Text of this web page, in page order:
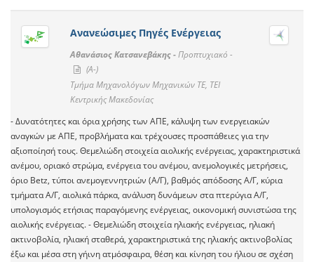
Ανανεώσιμες Πηγές Ενέργειας
Αθανάσιος Κατσανεβάκης -Προπτυχιακό -
(A-)
Τμήμα Μηχανολόγων Μηχανικών ΤΕ, ΤΕΙ
Κεντρικής Μακεδονίας
- Δυνατότητες και όρια χρήσης των ΑΠΕ, κάλυψη των ενεργειακών
αναγκών με ΑΠΕ, προβλήματα και τρέχουσες προσπάθειες για την
αξιοποίησή τους. Θεμελιώδη στοιχεία αιολικής ενέργειας, χαρακτηριστικά
ανέμου, οριακό στρώμα, ενέργεια του ανέμου, ανεμολογικές μετρήσεις,
όριο Betz, τύποι ανεμογεννητριών (Α/Γ), βαθμός απόδοσης Α/Γ, κύρια
τμήματα Α/Γ, αιολικά πάρκα, ανάλυση δυνάμεων στα πτερύγια Α/Γ,
υπολογισμός ετήσιας παραγόμενης ενέργειας, οικονομική συνιστώσα της
αιολικής ενέργειας. - Θεμελιώδη στοιχεία ηλιακής ενέργειας, ηλιακή
ακτινοβολία, ηλιακή σταθερά, χαρακτηριστικά της ηλιακής ακτινοβολίας
έξω και μέσα στη γήινη ατμόσφαιρα, θέση και κίνηση του ήλιου σε σχέση